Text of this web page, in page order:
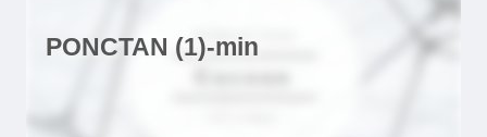
PONCTAN (1)-min